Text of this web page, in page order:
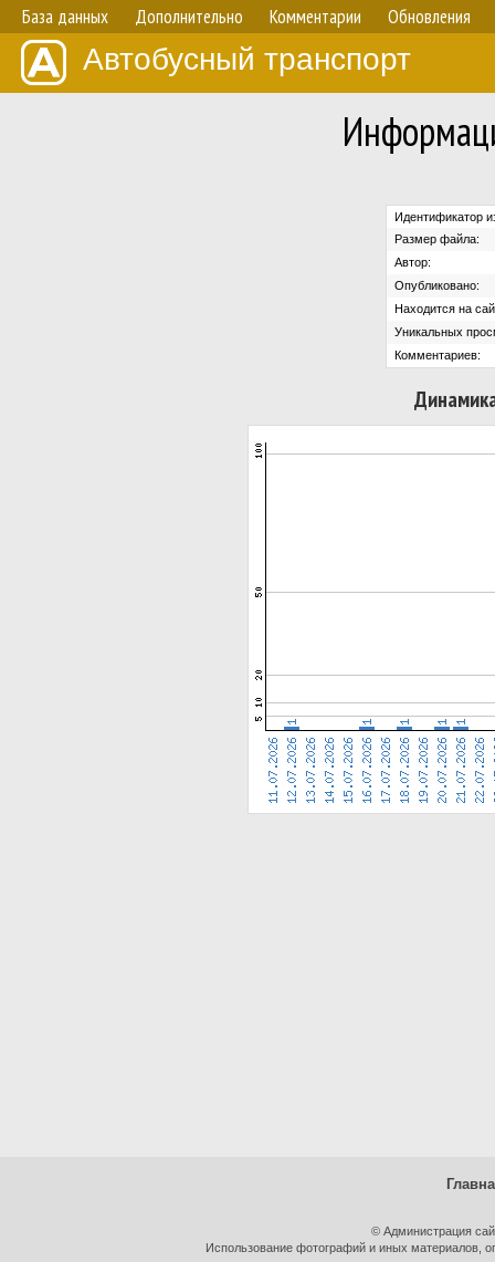
База данных Дополнительно Комментарии Обновления
Автобусный транспорт
Идентификатор
Размер файла:
Автор:
Опубликовано:
Находится на
Уникальных
Комментариев:
© Администрация
Использование фотографий и иных материалов,